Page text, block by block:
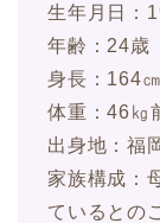
生年月日：
年齢：24歳
身長：164㎝
体重：46㎏
出身地：福
家族構成：
ているとの